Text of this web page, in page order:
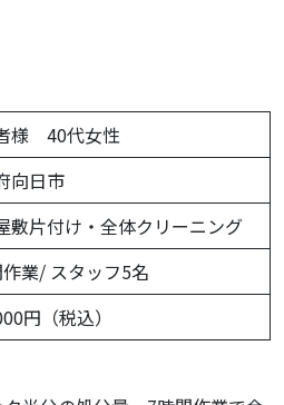
様 40代女性
向日市
敷片付け・全体クリーニング
業/ スタッフ5名
円（税込）